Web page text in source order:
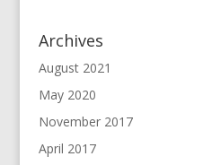
Archives
August 2021
May 2020
November 2017
April 2017